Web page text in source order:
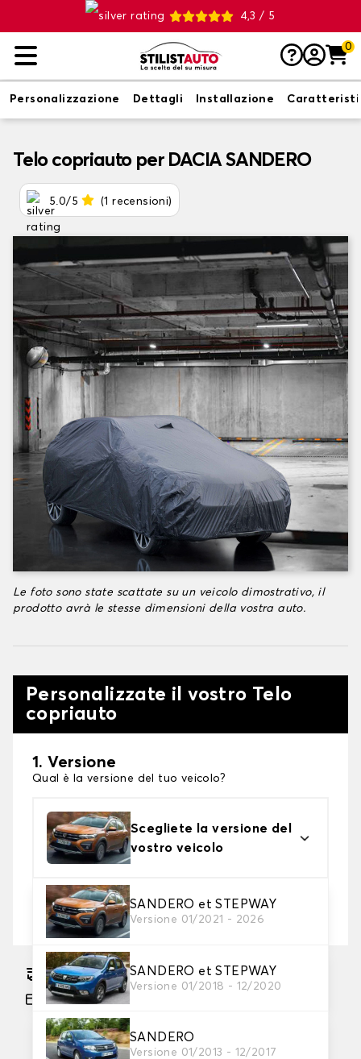
4,3 / 5
0
Personalizzazione Dettagli Installazione
Telo copriauto per DACIA SANDERO
5.0/5 (1 recensioni)
Le foto sono state scattate su un veicolo dimostrativo, il
prodotto avrà le stesse dimensioni della vostra auto.
Personalizzate il vostro Telo
copriauto
1. Versione
Qual è la versione del tuo veicolo?
Scegliete la versione del
vostro veicolo
SANDERO et STEPWAY
Versione 01/2021 - 2026
SANDERO et STEPWAY
Versione 01/2018 - 12/2020
SANDERO
Versione 01/2013 - 12/2017
2. Livello di protezione
Scegli il telo protettivo adatto alle tue esigenze
Consegna gratuita stimata su 18/08/2026
Pagamento in 3x gratuito, a partire da 60 euro